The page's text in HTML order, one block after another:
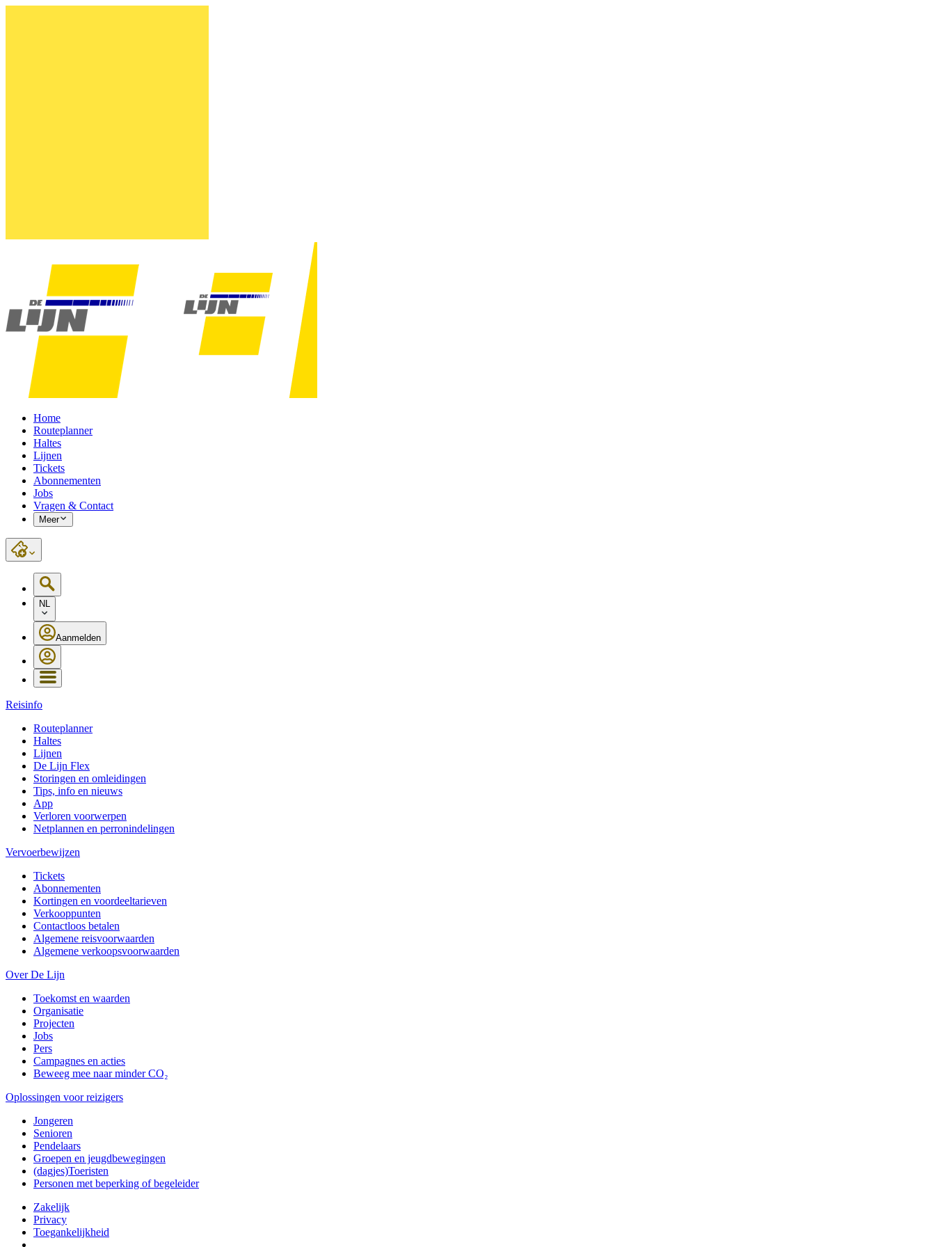
Home
Routeplanner
Haltes
Lijnen
Tickets
Abonnementen
Jobs
Vragen & Contact
Meer
NL
Aanmelden
Reisinfo
Routeplanner
Haltes
Lijnen
De Lijn Flex
Storingen en omleidingen
Tips, info en nieuws
App
Verloren voorwerpen
Netplannen en perronindelingen
Vervoerbewijzen
Tickets
Abonnementen
Kortingen en voordeeltarieven
Verkooppunten
Contactloos betalen
Algemene reisvoorwaarden
Algemene verkoopsvoorwaarden
Over De Lijn
Toekomst en waarden
Organisatie
Projecten
Jobs
Pers
Campagnes en acties
Beweeg mee naar minder CO₂
Oplossingen voor reizigers
Jongeren
Senioren
Pendelaars
Groepen en jeugdbewegingen
(dagjes)Toeristen
Personen met beperking of begeleider
Zakelijk
Privacy
Toegankelijkheid